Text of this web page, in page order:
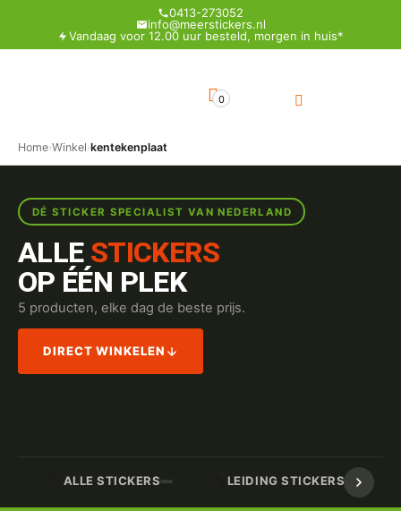
0413-273052
info@meerstickers.nl
Vandaag voor 12.00 uur besteld, morgen in huis*
0
Home›Winkel›kentekenplaat
DÉ STICKER SPECIALIST VAN NEDERLAND
ALLE STICKERS
OP ÉÉN PLEK
5 producten, elke dag de beste prijs.
DIRECT WINKELEN
ALLE STICKERS LEIDING STICKERS /